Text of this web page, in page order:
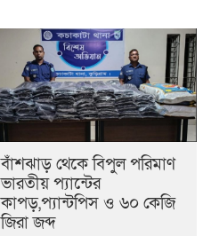
বাঁশঝাড় থেকে বিপুল পরিমাণ
ভারতীয় প্যান্টের
কাপড়,প্যান্টপিস ও ৬০ কেজি
জিরা জব্দ